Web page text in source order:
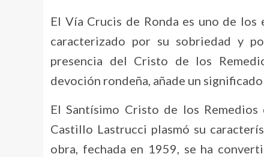
El Vía Crucis de Ronda es uno de los
caracterizado por su sobriedad y
presencia del Cristo de los
devoción rondeña, añade un
El Santísimo Cristo de los
Castillo Lastrucci plasmó su
obra, fechada en 1959, se ha